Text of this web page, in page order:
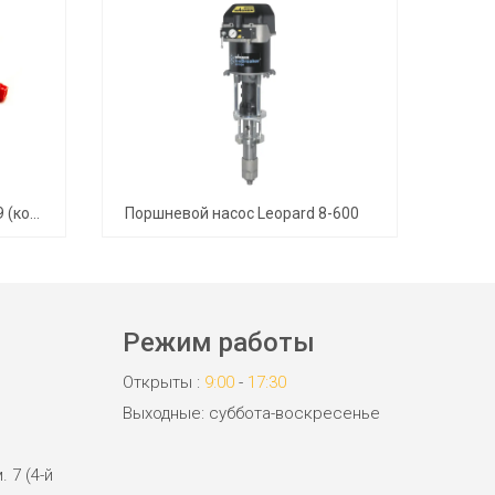
Сопло Wagner TradeTip 3 539 (комплект) Поршневой насос Leopard 8-600
7 (4-й
Режим работы
Открыты : 9:00 - 17:30
Выходные: суббота-воскресенье